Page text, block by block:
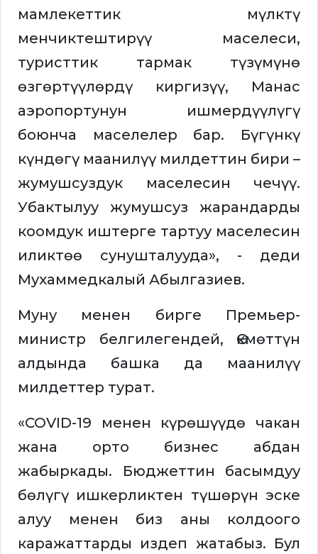
мамлекеттик мүлктү
менчиктештирүү маселеси,
туристтик тармак түзүмүнө
өзгөртүүлөрдү киргизүү, Манас
аэропортунун ишмердүүлүгү
боюнча маселелер бар. Бүгүнкү
күндөгү маанилүү милдеттин бири –
жумушсуздук маселесин чечүү.
Убактылуу жумушсуз жарандарды
коомдук иштерге тартуу маселесин
иликтөө сунушталууда», - деди
Мухаммедкалый Абылгазиев.
Муну менен бирге Премьер-
министр белгилегендей, Өкмөттүн
алдында башка да маанилүү
милдеттер турат.
«COVID-19 менен күрөшүүдө чакан
жана орто бизнес абдан
жабыркады. Бюджеттин басымдуу
бөлүгү ишкерликтен түшөрүн эске
алуу менен биз аны колдоого
каражаттарды издеп жатабыз. Бул